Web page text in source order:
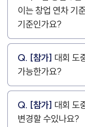
이는 창업 연차 기
기준인가요?
Q. [참가] 대회 도
가능한가요?
Q. [참가] 대회 도
변경할 수있나요?